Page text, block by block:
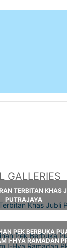
GALLERIES
TERBITAN KHAS
PUTRAJAYA
PEK BERBUKA
I-HYA RAMADAN